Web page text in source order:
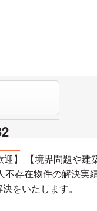
】 【境界問題や建
存在物件の解決実
をいたします。